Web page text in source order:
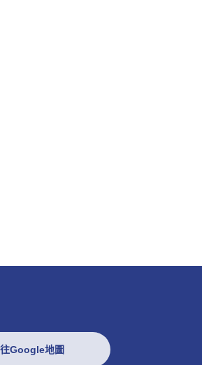
Google地圖